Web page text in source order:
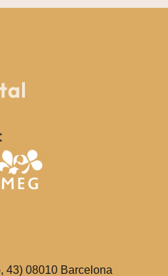
43) 08010 Barcelona